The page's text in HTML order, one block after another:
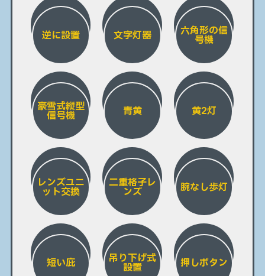
逆に設置 文字灯器 六角形の信
号機
豪雪式縦型
信号機 青黄 黄2灯
レンズユニ
ット交換
二重格子レ
ンズ 腕なし歩灯
短い庇 吊り下げ式
設置 押しボタン